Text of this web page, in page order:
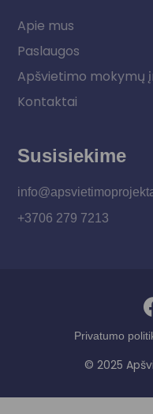
Apie mus
Paslaugos
Apšvietimo mokymų
Kontaktai
Susisiekime
+3706 279 7213
Privatumo
© 2025